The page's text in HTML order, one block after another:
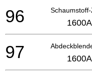
96
97